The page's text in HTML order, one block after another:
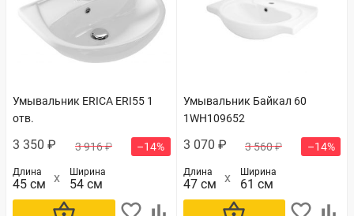
Умывальник ERICA ERI55 1
отв.
3 350 ₽ 3 916 ₽ –14%
Длина
45 см
Ширина
54 см
В корзину
Умывальник Байкал 60
1WH109652
3 070 ₽ 3 560 ₽ –14%
Длина
47 см
Ширина
61 см
В корзину